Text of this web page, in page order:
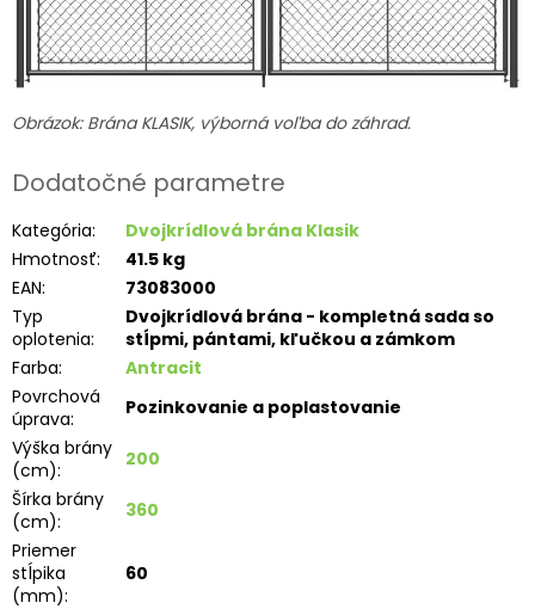
Obrázok: Brána KLASIK, výborná voľba do záhrad.
Dodatočné parametre
Kategória:
Dvojkrídlová brána Klasik
Hmotnosť:
41.5 kg
EAN:
73083000
Typ
oplotenia:
Dvojkrídlová brána - kompletná sada so
stĺpmi, pántami, kľučkou a zámkom
Farba:
Antracit
Povrchová
úprava:
Pozinkovanie a poplastovanie
Výška brány
(cm):
200
Šírka brány
(cm):
360
Priemer
stĺpika
(mm):
60